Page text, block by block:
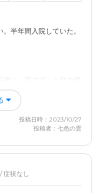
半年間入院していた。
に、家でずっと目の届
行き届く環境に置いて
倶楽部の評価
気について
投稿日時：2023/10/27
投稿者：七色の雲
症状なし